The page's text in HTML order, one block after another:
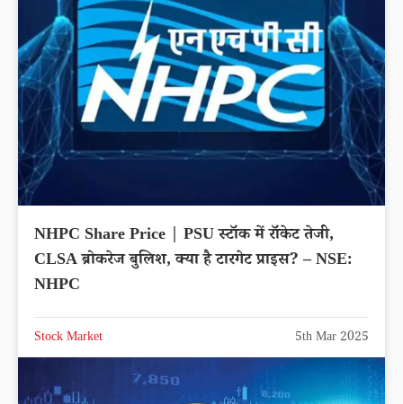
NHPC Share Price | PSU स्टॉक में रॉकेट तेजी,
CLSA ब्रोकरेज बुलिश, क्या है टारगेट प्राइस? – NSE:
NHPC
Stock Market 5th Mar 2025